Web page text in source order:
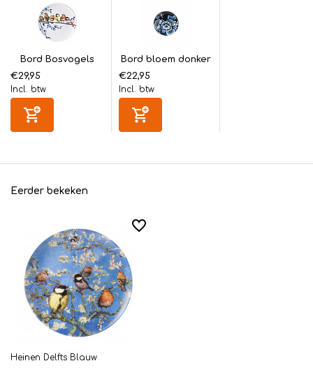
Bord Bosvogels
€29,95
Incl. btw
Bord bloem donker
€22,95
Incl. btw
Eerder bekeken
Heinen Delfts Blauw